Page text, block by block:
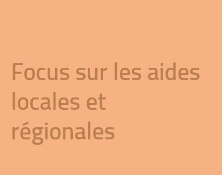
Focus sur les aides
locales et
régionales